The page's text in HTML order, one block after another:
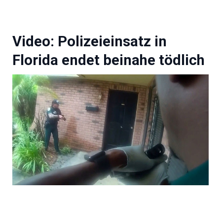
Video: Polizeieinsatz in
Florida endet beinahe tödlich